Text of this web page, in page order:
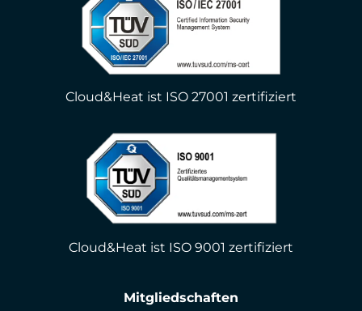
Cloud&Heat ist ISO 27001 zertifiziert
Cloud&Heat ist ISO 9001 zertifiziert
Mitgliedschaften